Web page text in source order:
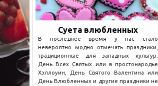
Суета влюбленных
В последнее время у нас стало
невероятно модно отмечать праздники,
традиционные для западных культур:
День Всех Святых или в простонародье
Хэллоуин, День Святого Валентина или
День Влюбленных и другие праздники не